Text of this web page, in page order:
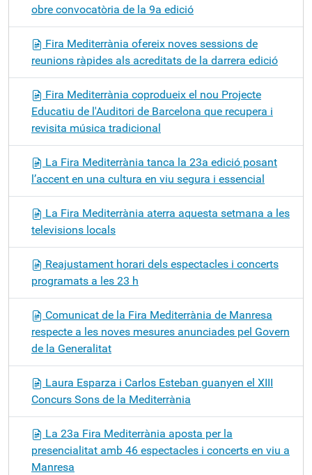
obre convocatòria de la 9a edició
Fira Mediterrània ofereix noves sessions de
reunions ràpides als acreditats de la darrera edició
Fira Mediterrània coprodueix el nou Projecte
Educatiu de l'Auditori de Barcelona que recupera i
revisita música tradicional
La Fira Mediterrània tanca la 23a edició posant
l’accent en una cultura en viu segura i essencial
La Fira Mediterrània aterra aquesta setmana a les
televisions locals
Reajustament horari dels espectacles i concerts
programats a les 23 h
Comunicat de la Fira Mediterrània de Manresa
respecte a les noves mesures anunciades pel Govern
de la Generalitat
Laura Esparza i Carlos Esteban guanyen el XIII
Concurs Sons de la Mediterrània
La 23a Fira Mediterrània aposta per la
presencialitat amb 46 espectacles i concerts en viu a
Manresa